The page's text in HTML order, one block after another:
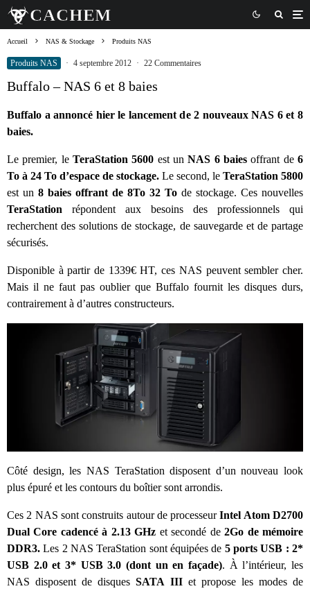
Accueil NAS & Stockage Produits NAS
Produits NAS · 4 septembre 2012 · 22 Commentaires
Buffalo – NAS 6 et 8 baies
Buffalo a annoncé hier le lancement de 2 nouveaux NAS 6 et 8
baies.
Le premier, le TeraStation 5600 est un NAS 6 baies offrant de6
To à 24 To d’espace de stockage. Le second, le TeraStation 5800
est un 8 baies offrant de 8To 32 To de stockage. Ces nouvelles
TeraStation répondent aux besoins des professionnels qui
recherchent des solutions de stockage, de sauvegarde et de partage
sécurisés.
Disponible à partir de 1339€ HT, ces NAS peuvent sembler cher.
Mais il ne faut pas oublier que Buffalo fournit les disques durs,
contrairement à d’autres constructeurs.
Côté design, les NAS TeraStation disposent d’un nouveau look
plus épuré et les contours du boîtier sont arrondis.
Ces 2 NAS sont construits autour de processeurIntel Atom D2700
Dual Core cadencé à 2.13 GHz et secondé de2Go de mémoire
DDR3.Les 2 NAS TeraStation sont équipées de 5 ports USB : 2*
USB 2.0 et 3* USB 3.0 (dont un en façade). À l’intérieur, les
NAS disposent de disquesSATA IIIet propose les modes de